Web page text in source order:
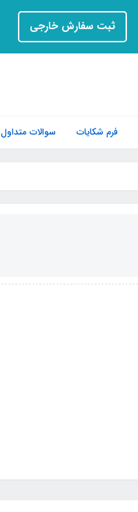
ثبت سفارش خارجی
فرم‌ شکایات سوالات متداول